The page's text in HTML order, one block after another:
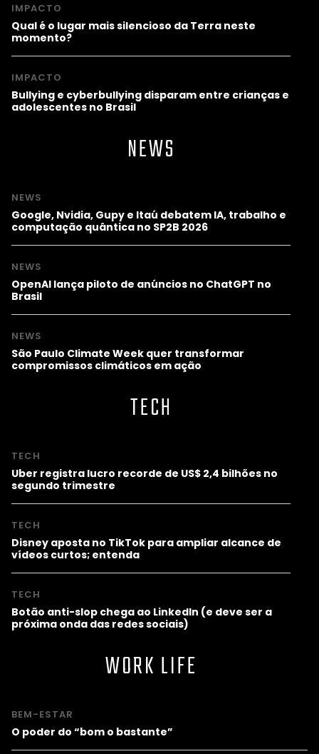
IMPACTO
Qual é o lugar mais silencioso da Terra neste
momento?
IMPACTO
Bullying e cyberbullying disparam entre crianças e
adolescentes no Brasil
NEWS
NEWS
Google, Nvidia, Gupy e Itaú debatem IA, trabalho e
computação quântica no SP2B 2026
NEWS
OpenAI lança piloto de anúncios no ChatGPT no
Brasil
NEWS
São Paulo Climate Week quer transformar
compromissos climáticos em ação
TECH
TECH
Uber registra lucro recorde de US$ 2,4 bilhões no
segundo trimestre
TECH
Disney aposta no TikTok para ampliar alcance de
vídeos curtos; entenda
TECH
Botão anti-slop chega ao LinkedIn (e deve ser a
próxima onda das redes sociais)
WORK LIFE
BEM-ESTAR
O poder do “bom o bastante”